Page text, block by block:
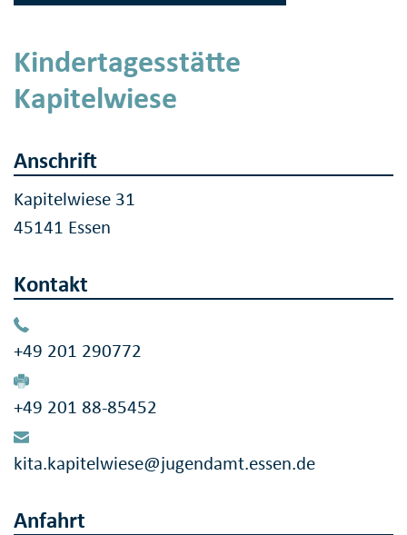
Kindertagesstätte
Kapitelwiese
Anschrift
Kapitelwiese 31
45141 Essen
Kontakt
+49 201 290772
+49 201 88-85452
kita.kapitelwiese@jugendamt.essen.de
Anfahrt